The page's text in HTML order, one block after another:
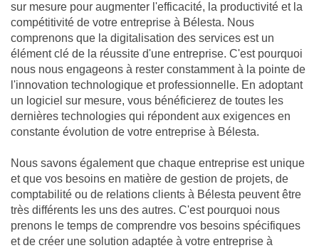
sur mesure pour augmenter l'efficacité, la productivité et la
compétitivité de votre entreprise à Bélesta. Nous
comprenons que la digitalisation des services est un
élément clé de la réussite d'une entreprise. C'est pourquoi
nous nous engageons à rester constamment à la pointe de
l'innovation technologique et professionnelle. En adoptant
un logiciel sur mesure, vous bénéficierez de toutes les
dernières technologies qui répondent aux exigences en
constante évolution de votre entreprise à Bélesta.
Nous savons également que chaque entreprise est unique
et que vos besoins en matière de gestion de projets, de
comptabilité ou de relations clients à Bélesta peuvent être
très différents les uns des autres. C'est pourquoi nous
prenons le temps de comprendre vos besoins spécifiques
et de créer une solution adaptée à votre entreprise à